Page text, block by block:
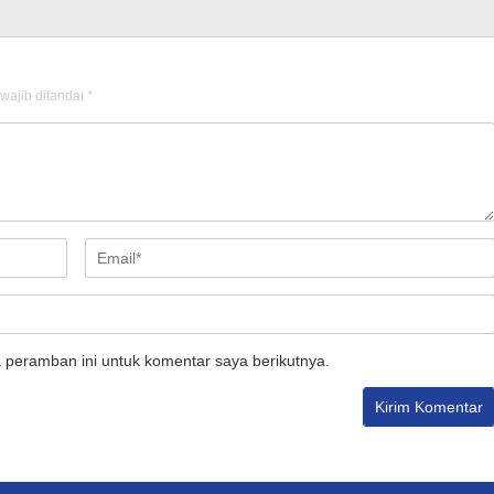
ditandai *
ini untuk komentar saya berikutnya.